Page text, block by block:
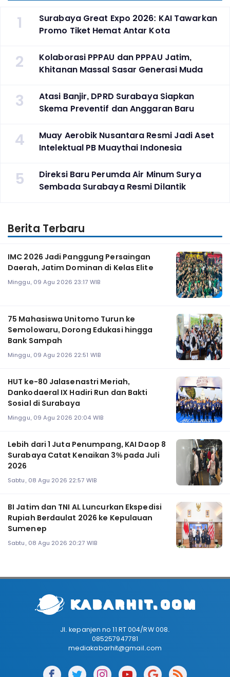
1
Surabaya Great Expo 2026: KAI Tawarkan
Promo Tiket Hemat Antar Kota
2
Kolaborasi PPPAU dan PPPAU Jatim,
Khitanan Massal Sasar Generasi Muda
3
Atasi Banjir, DPRD Surabaya Siapkan
Skema Preventif dan Anggaran Baru
4
Muay Aerobik Nusantara Resmi Jadi Aset
Intelektual PB Muaythai Indonesia
5
Direksi Baru Perumda Air Minum Surya
Sembada Surabaya Resmi Dilantik
Berita Terbaru
IMC 2026 Jadi Panggung Persaingan
Daerah, Jatim Dominan di Kelas Elite
Minggu, 09 Agu 2026 23:17 WIB
75 Mahasiswa Unitomo Turun ke
Semolowaru, Dorong Edukasi hingga
Bank Sampah
Minggu, 09 Agu 2026 22:51 WIB
HUT ke-80 Jalasenastri Meriah,
Dankodaeral IX Hadiri Run dan Bakti
Sosial di Surabaya
Minggu, 09 Agu 2026 20:04 WIB
Lebih dari 1 Juta Penumpang, KAI Daop 8
Surabaya Catat Kenaikan 3% pada Juli
2026
Sabtu, 08 Agu 2026 22:57 WIB
BI Jatim dan TNI AL Luncurkan Ekspedisi
Rupiah Berdaulat 2026 ke Kepulauan
Sumenep
Sabtu, 08 Agu 2026 20:27 WIB
Jl. kepanjen no 11 RT 004/RW 008.
085257947781
mediakabarhit@gmail.com